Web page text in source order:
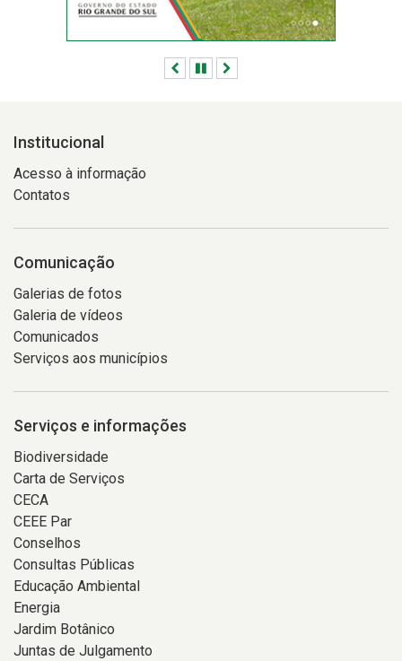
AnteriorPausar
Institucional
Acesso à informação
Contatos
Comunicação
Galerias de fotos
Galeria de vídeos
Comunicados
Serviços aos municípios
Serviços e informações
Biodiversidade
Carta de Serviços
CECA
CEEE Par
Conselhos
Consultas Públicas
Educação Ambiental
Energia
Jardim Botânico
Juntas de Julgamento